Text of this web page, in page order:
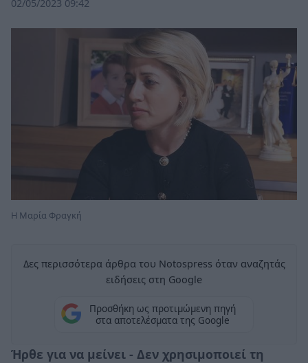
02/05/2023 09:42
Η Μαρία Φραγκή
Δες περισσότερα άρθρα του Notospress όταν αναζητάς
ειδήσεις στη Google
Προσθήκη ως προτιμώμενη πηγή
στα αποτελέσματα της Google
Ήρθε για να μείνει - Δεν χρησιμοποιεί τη